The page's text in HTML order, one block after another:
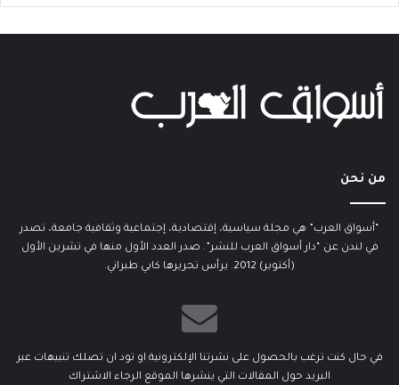
من نحن
“أسواق العرب” هي مجلة سياسية، إقتصادية، إجتماعية وثقافية جامعة، تصدر
في لندن عن “دار أسواق العرب للنشر”. صدر العدد الأول منها في تشرين الأول
(أكتوبر) 2012. يرأس تحريرها كابي طبراني.
في حال كنت ترغب بالحصول على نشرتنا الإلكترونية او تود ان تصلك تنبيهات عبر
البريد حول المقالات التي ينشرها الموقع الرجاء الاشتراك